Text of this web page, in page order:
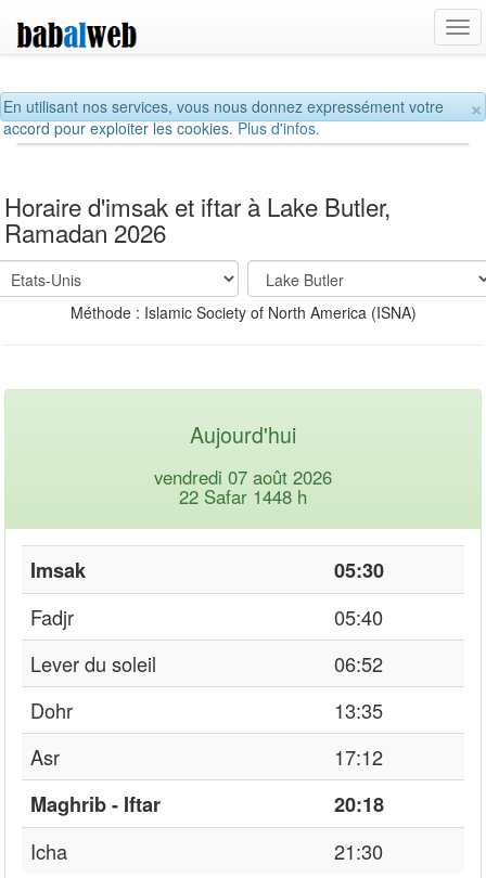
×
En utilisant nos services, vous nous donnez expressément votre
accord pour exploiter les cookies.Plus d'infos.
Horaire d'imsak et iftar à Lake Butler,
Ramadan 2026
Méthode : Islamic Society of North America (ISNA)
Aujourd'hui
vendredi 07 août 2026
22 Safar 1448 h
Imsak
05:30
Fadjr
05:40
Lever du soleil
06:52
Dohr
13:35
Asr
17:12
Maghrib - Iftar
20:18
Icha
21:30